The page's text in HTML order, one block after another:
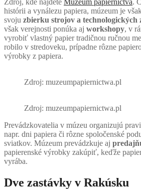
Zdrój, kde nájdete Múzeum papiernictva.
histórii a vynálezu papiera, múzeum je
svoju zbierku strojov a technologických
však verejnosti ponúka aj workshopy, v
vyrobiť vlastný papier tradičnou ručnou
robilo v stredoveku, prípadne rôzne
výrobky z papiera.
Zdroj: muzeumpapiernictwa.pl
Zdroj: muzeumpapiernictwa.pl
Prevádzkovatelia v múzeu organizujú
napr. dni papiera či rôzne spoločenské
sviatkov. Múzeum prevádzkuje aj
papierenské výrobky zakúpiť, keďže
vyrába.
Dve zastávky v Rakúsku